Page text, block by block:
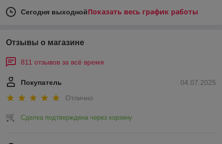
Сегодня выходнойПоказать весь график работы
Отзывы о магазине
811 отзывов за всё время
04.07.2025
Покупатель
Отлично
Сделка подтверждена через корзину